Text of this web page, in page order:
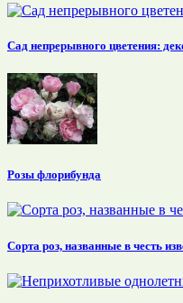
Сад непрерывного цветения:
Розы флорибунда
Сорта роз, названные в честь